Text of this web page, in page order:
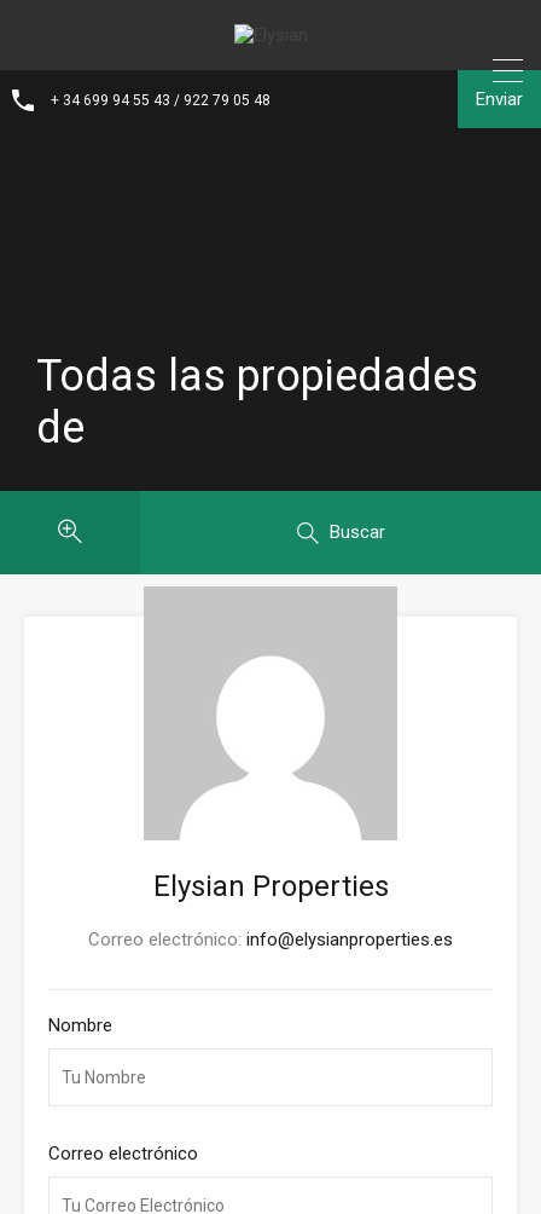
+ 34 699 94 55 43 / 922 79 05 48 Enviar
Todas las propiedades
de
Buscar
Elysian Properties
Correo electrónico: info@elysianproperties.es
Nombre
Correo electrónico